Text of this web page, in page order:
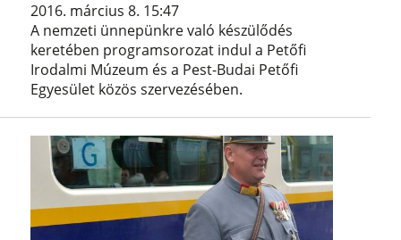
2016. március 8. 15:47
A nemzeti ünnepünkre való készülődés
keretében programsorozat indul a Petőfi
Irodalmi Múzeum és a Pest-Budai Petőfi
Egyesület közös szervezésében.